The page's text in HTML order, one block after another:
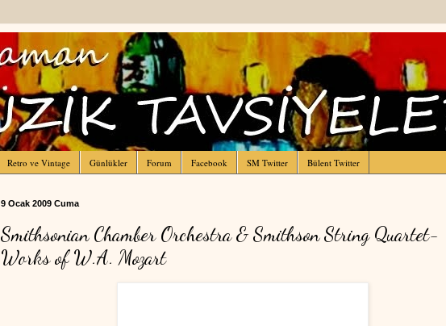
Retro ve Vintage Günlükler Forum Facebook SM Twitter Bülent Twitter
9 Ocak 2009 Cuma
Smithsonian Chamber Orchestra & Smithson String Quartet-
Works of W.A. Mozart